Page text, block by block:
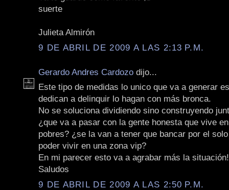
suerte
Julieta Almirón
9 DE ABRIL DE 2009 A LAS 2:13 P.M.
Gerardo Andres Cardozo dijo...
Este tipo de medidas lo unico que va a generar
dedican a delinquir lo hagan con más bronca.
No se soluciona dividiendo sino construyendo
¿que va a pasar con la gente honesta que vive
pobres? ¿se la van a tener que bancar por el
poder vivir en una zona vip?
En mi parecer esto va a agrabar más la situación!
Saludos
9 DE ABRIL DE 2009 A LAS 2:50 P.M.